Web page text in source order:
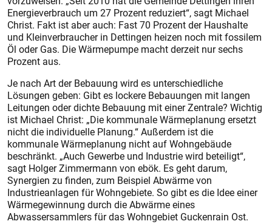
Energieverbrauch um 27 Prozent reduziert“, sagt Michael
Christ. Fakt ist aber auch: Fast 70 Prozent der Haushalte
und Kleinverbraucher in Dettingen heizen noch mit fossilem
Öl oder Gas. Die Wärmepumpe macht derzeit nur sechs
Prozent aus.
Je nach Art der Bebauung wird es unterschiedliche
Lösungen geben: Gibt es lockere Bebauungen mit langen
Leitungen oder dichte Bebauung mit einer Zentrale? Wichtig
ist Michael Christ: „Die kommunale Wärmeplanung ersetzt
nicht die individuelle Planung.“ Außerdem ist die
kommunale Wärmeplanung nicht auf Wohngebäude
beschränkt. „Auch Gewerbe und Industrie wird beteiligt“,
sagt Holger Zimmermann von ebök. Es geht darum,
Synergien zu finden, zum Beispiel Abwärme von
Industrieanlagen für Wohngebiete. So gibt es die Idee einer
Wärmegewinnung durch die Abwärme eines
Abwassersammlers für das Wohngebiet Guckenrain Ost.